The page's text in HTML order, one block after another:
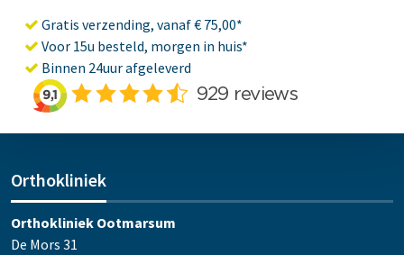
Gratis verzending, vanaf € 75,00*
Voor 15u besteld, morgen in huis*
Binnen 24uur afgeleverd
Orthokliniek
Orthokliniek Ootmarsum
De Mors 31